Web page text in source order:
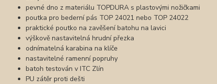
pevné dno z materiálu TOPDURA s plastovými nožičkami
poutka pro bederní pás TOP 24021 nebo TOP 24022
praktické poutko na zavěšení batohu na lavici
výškově nastavitelná hrudní přezka
odnímatelná karabina na klíče
nastavitelné ramenní popruhy
batoh testován v ITC Zlín
PU zátěr proti dešti